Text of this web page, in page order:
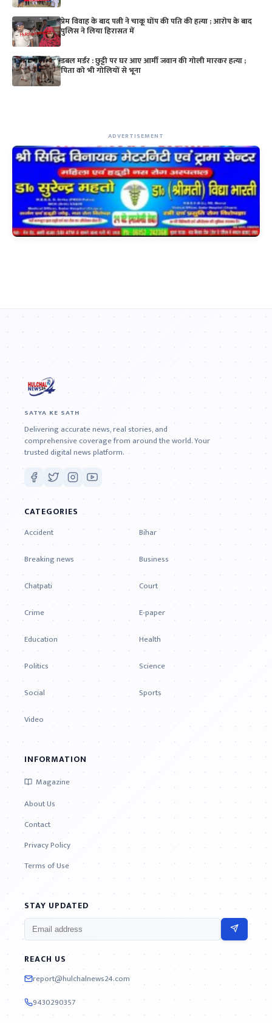
प्रेम विवाह के बाद पत्नी ने चाकू घोंप की पति की हत्या ; आरोप के बाद
पुलिस ने लिया हिरासत में
डबल मर्डर : छुट्टी पर घर आए आर्मी जवान की गोली मारकर हत्या ;
पिता को भी गोलियों से भूना
ADVERTISEMENT
SATYA KE SATH
Delivering accurate news, real stories, and
comprehensive coverage from around the world. Your
trusted digital news platform.
CATEGORIES
Accident
Bihar
Breaking news
Business
Chatpati
Court
Crime
E-paper
Education
Health
Politics
Science
Social
Sports
Video
INFORMATION
Magazine
About Us
Contact
Privacy Policy
Terms of Use
STAY UPDATED
REACH US
report@hulchalnews24.com
9430290357